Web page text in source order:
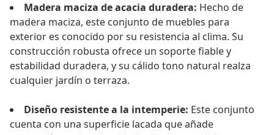
Madera maciza de acacia duradera: Hecho de
madera maciza, este conjunto de muebles para
exterior es conocido por su resistencia al clima. Su
construcción robusta ofrece un soporte fiable y
estabilidad duradera, y su cálido tono natural realza
cualquier jardín o terraza.
Diseño resistente a la intemperie: Este conjunto
cuenta con una superficie lacada que añade